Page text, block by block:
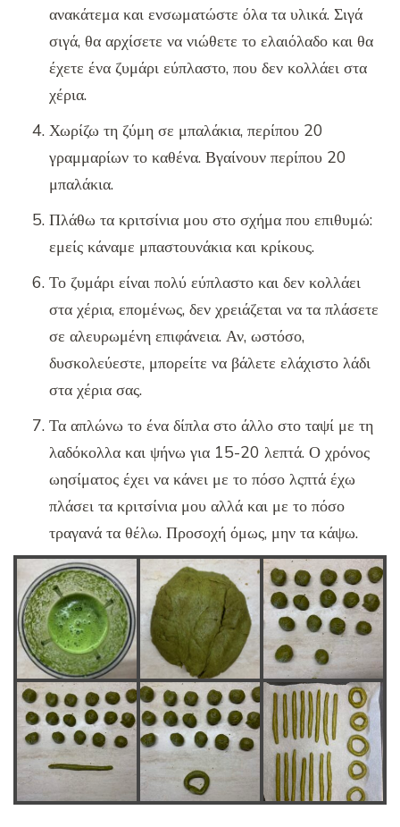
ανακάτεμα και ενσωματώστε όλα τα υλικά. Σιγά
σιγά, θα αρχίσετε να νιώθετε το ελαιόλαδο και θα
έχετε ένα ζυμάρι εύπλαστο, που δεν κολλάει στα
χέρια.
Χωρίζω τη ζύμη σε μπαλάκια, περίπου 20
γραμμαρίων το καθένα. Βγαίνουν περίπου 20
μπαλάκια.
Πλάθω τα κριτσίνια μου στο σχήμα που επιθυμώ:
εμείς κάναμε μπαστουνάκια και κρίκους.
Το ζυμάρι είναι πολύ εύπλαστο και δεν κολλάει
στα χέρια, επομένως, δεν χρειάζεται να τα πλάσετε
σε αλευρωμένη επιφάνεια. Αν, ωστόσο,
δυσκολεύεστε, μπορείτε να βάλετε ελάχιστο λάδι
στα χέρια σας.
Τα απλώνω το ένα δίπλα στο άλλο στο ταψί με τη
λαδόκολλα και ψήνω για 15-20 λεπτά. Ο χρόνος
ωησίματος έχει να κάνει με το πόσο λςπτά έχω
πλάσει τα κριτσίνια μου αλλά και με το πόσο
τραγανά τα θέλω. Προσοχή όμως, μην τα κάψω.